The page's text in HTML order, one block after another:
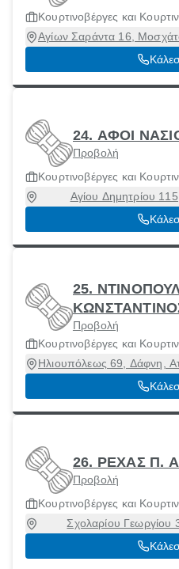
Κουρτινοβέργες και
Αγίων Σαράντα 16,
24. ΑΦΟΙ
Προβολή
Κουρτινοβέργες και
Αγίου Δημητρίου
25.
Προβολή
Κουρτινοβέργες και
Ηλιουπόλεως 69, Δάφνη,
26. ΡΕΧΑΣ Π.
Προβολή
Κουρτινοβέργες και
Σχολαρίου Γεωργίου